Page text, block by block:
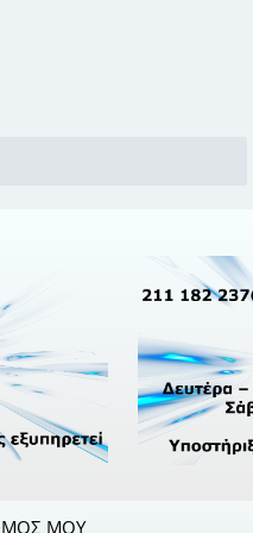
ΜΟΥ